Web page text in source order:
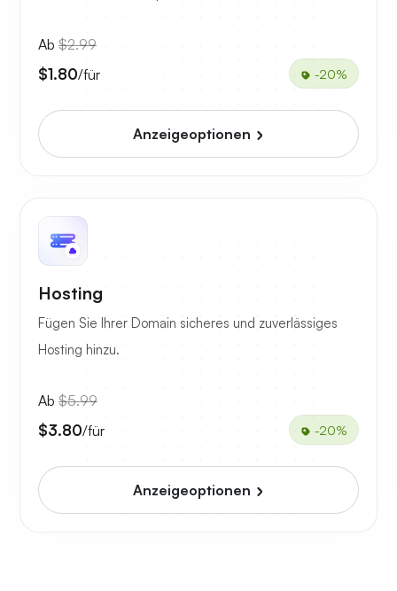
Ab $2.99
$1.80/für -20%
Anzeigeoptionen
Hosting
Fügen Sie Ihrer Domain sicheres und zuverlässiges
Hosting hinzu.
Ab $5.99
$3.80/für -20%
Anzeigeoptionen